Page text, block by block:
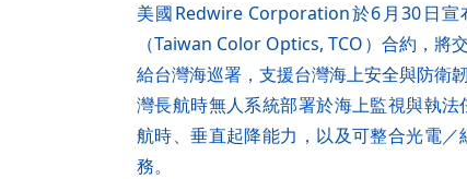
美國Redwire Corporation於6月30日
（Taiwan Color Optics, TCO）合約，
給台灣海巡署，支援台灣海上安全與防衛
灣長航時無人系統部署於海上監視與執
航時、垂直起降能力，以及可整合光電
務。